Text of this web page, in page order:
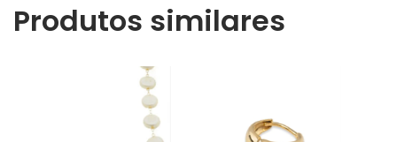
Produtos similares